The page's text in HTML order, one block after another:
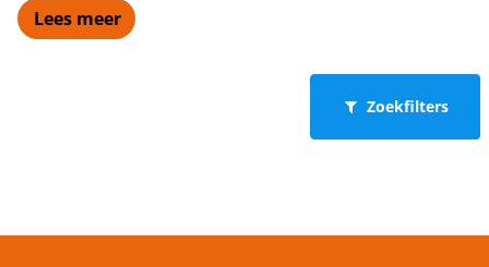
Lees meer
Zoekfilters